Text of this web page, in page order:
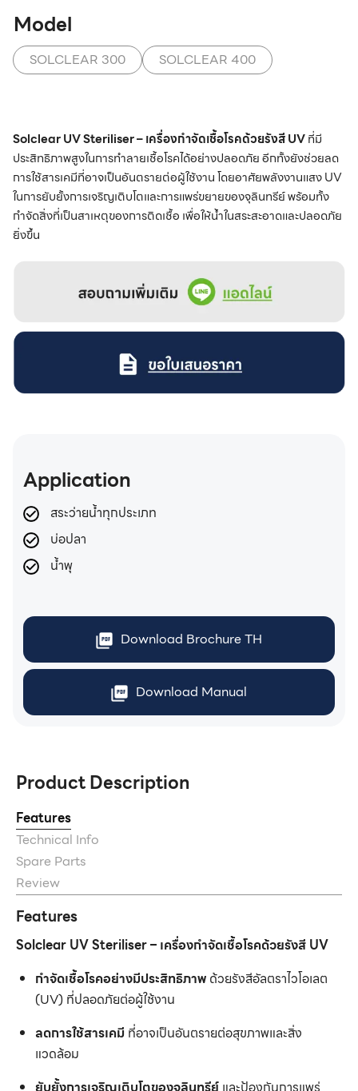
Model
SOLCLEAR 300 SOLCLEAR 400
Solclear UV Steriliser – เครื่องกำจัดเชื้อโรคด้วยรังสี UVที่มี
ประสิทธิภาพสูงในการทำลายเชื้อโรคได้อย่างปลอดภัย อีกทั้งยังช่วยลด
การใช้สารเคมีที่อาจเป็นอันตรายต่อผู้ใช้งาน โดยอาศัยพลังงานแสง UV
ในการยับยั้งการเจริญเติบโตและการแพร่ขยายของจุลินทรีย์ พร้อมทั้ง
กำจัดสิ่งที่เป็นสาเหตุของการติดเชื้อ เพื่อให้น้ำในสระสะอาดและปลอดภัย
ยิ่งขึ้น
Application
สระว่ายน้ำทุกประเภท
บ่อปลา
น้ำพุ
Download Brochure TH
Download Manual
Product Description
Features
Technical Info
Spare Parts
Review
Features
Solclear UV Steriliser – เครื่องกำจัดเชื้อโรคด้วยรังสี UV
กำจัดเชื้อโรคอย่างมีประสิทธิภาพ ด้วยรังสีอัลตราไวโอเลต
(UV) ที่ปลอดภัยต่อผู้ใช้งาน
ลดการใช้สารเคมี ที่อาจเป็นอันตรายต่อสุขภาพและสิ่ง
แวดล้อม